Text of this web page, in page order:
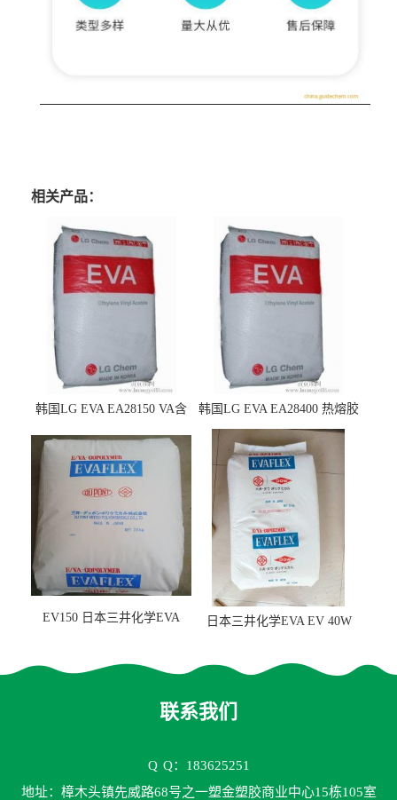
相关产品：
韩国LG EVA EA28150 VA含
韩国LG EVA EA28400 热熔胶
级 VA含量28 熔指400
EV150 日本三井化学EVA
日本三井化学EVA EV 40W
联系我们
Q Q：183625251
地址：樟木头镇先威路68号之一塑金塑胶商业中心15栋105室